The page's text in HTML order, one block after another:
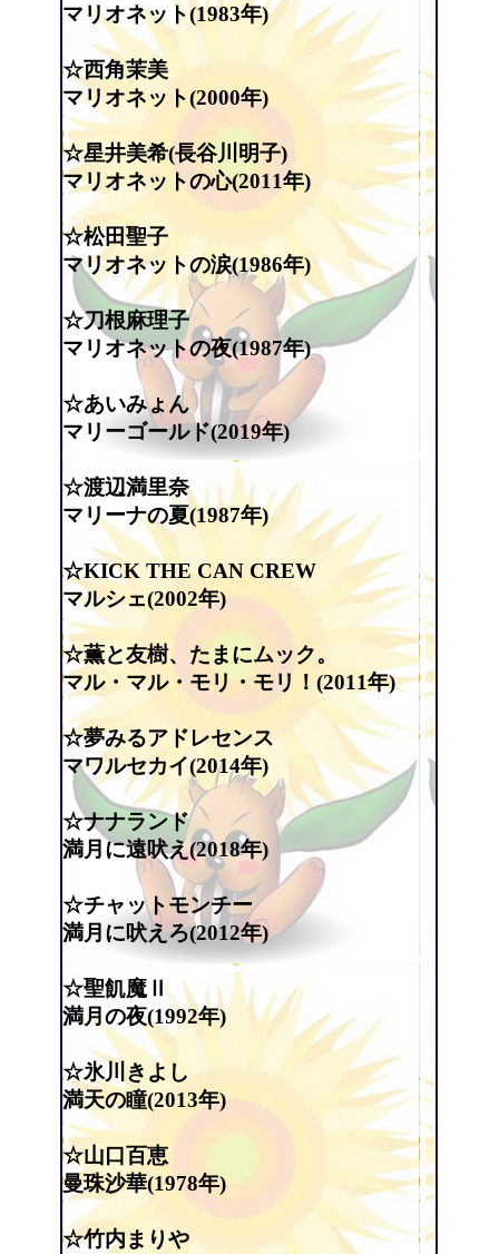
マリオネット(1983年)
☆西角茉美
マリオネット(2000年)
☆星井美希(長谷川明子)
マリオネットの心(2011年)
☆松田聖子
マリオネットの涙(1986年)
☆刀根麻理子
マリオネットの夜(1987年)
☆あいみょん
マリーゴールド(2019年)
☆渡辺満里奈
マリーナの夏(1987年)
☆KICK THE CAN CREW
マルシェ(2002年)
☆薫と友樹、たまにムック。
マル・マル・モリ・モリ！(2011年)
☆夢みるアドレセンス
マワルセカイ(2014年)
☆ナナランド
満月に遠吠え(2018年)
☆チャットモンチー
満月に吠えろ(2012年)
☆聖飢魔Ⅱ
満月の夜(1992年)
☆氷川きよし
満天の瞳(2013年)
☆山口百恵
曼珠沙華(1978年)
☆竹内まりや